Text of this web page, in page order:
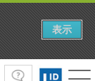
表示